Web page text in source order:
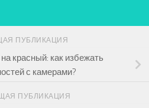
ПУБЛИКАЦИЯ
красный: как избежать
с камерами?
ПУБЛИКАЦИЯ